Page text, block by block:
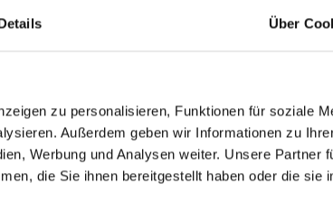
Über
zu personalisieren, Funktionen für soziale
Außerdem geben wir Informationen zu
Werbung und Analysen weiter. Unsere Partner
die Sie ihnen bereitgestellt haben oder die sie
Kokos-
1Espresso
100 mlKoksodrink (zuckerfrei)
2 Stück(e)Zetti Edelbitter 75%
IN DEN WARENKORB